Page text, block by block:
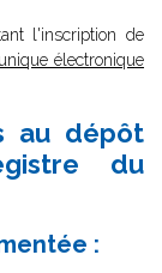
l'inscription de
électronique
au dépôt
du
: